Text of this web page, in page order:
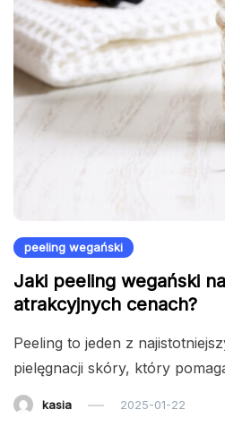
peeling wegański
Jaki peeling wegański
atrakcyjnych cenach?
Peeling to jeden z
pielęgnacji skóry, który
kasia 2025-01-22